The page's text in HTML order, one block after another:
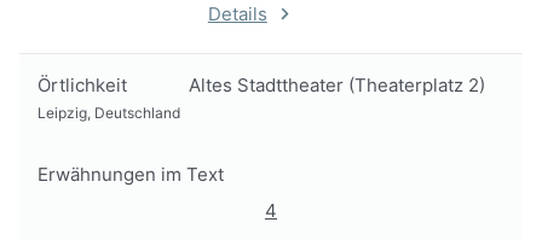
Details
Örtlichkeit Altes Stadttheater (Theaterplatz 2)
Leipzig, Deutschland
Erwähnungen im Text
4